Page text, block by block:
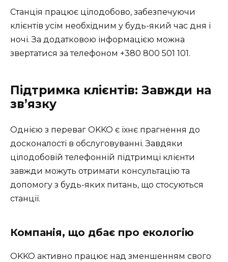
Станція працює цілодобово, забезпечуючи
клієнтів усім необхідним у будь-який час дня і
ночі. За додатковою інформацією можна
звертатися за телефоном +380 800 501 101.
Підтримка клієнтів: Завжди на
зв’язку
Однією з переваг OKKO є їхнє прагнення до
досконалості в обслуговуванні. Завдяки
цілодобовій телефонній підтримці клієнти
завжди можуть отримати консультацію та
допомогу з будь-яких питань, що стосуються
станції.
Компанія, що дбає про екологію
OKKO активно працює над зменшенням свого